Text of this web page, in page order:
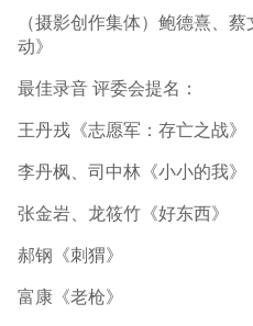
（摄影创作集体）鲍德熹、
动》
最佳录音 评委会提名：
王丹戎《志愿军：存亡之战》
李丹枫、司中林《小小的我》
张金岩、龙筱竹《好东西》
郝钢《刺猬》
富康《老枪》